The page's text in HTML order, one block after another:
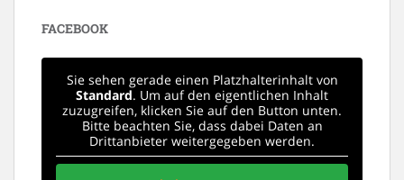
FACEBOOK
Sie sehen gerade einen Platzhalterinhalt von
Standard. Um auf den eigentlichen Inhalt
zuzugreifen, klicken Sie auf den Button unten.
Bitte beachten Sie, dass dabei Daten an
Drittanbieter weitergegeben werden.